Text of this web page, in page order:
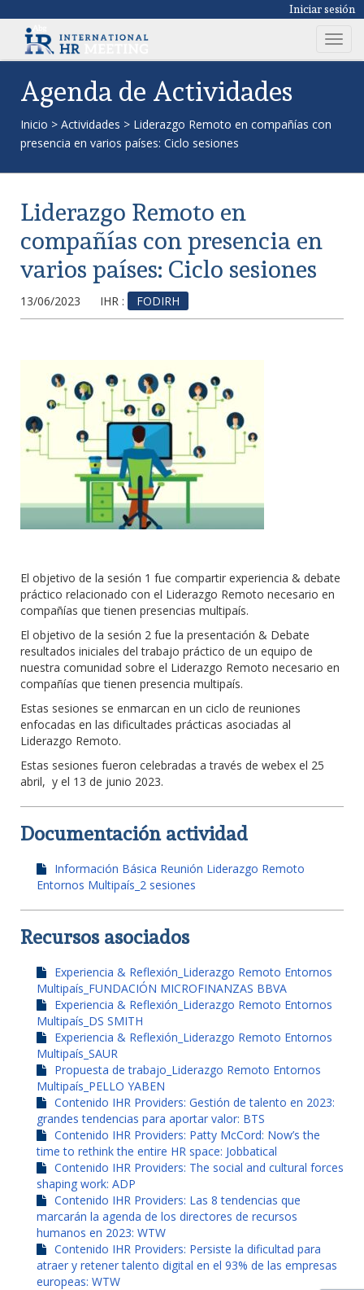
Iniciar sesión
T
o
a
n
Agenda de Actividades
Inicio > Actividades > Liderazgo Remoto en compañías con
presencia en varios países: Ciclo sesiones
Liderazgo Remoto en
compañías con presencia en
varios países: Ciclo sesiones
13/06/2023 IHR : FODIRH
El objetivo de la sesión 1 fue compartir experiencia & debate
práctico relacionado con el Liderazgo Remoto necesario en
compañías que tienen presencias multipaís.
El objetivo de la sesión 2 fue la presentación & Debate
resultados iniciales del trabajo práctico de un equipo de
nuestra comunidad sobre el Liderazgo Remoto necesario en
compañías que tienen presencia multipaís.
Estas sesiones se enmarcan en un ciclo de reuniones
enfocadas en las dificultades prácticas asociadas al
Liderazgo Remoto.
Estas sesiones fueron celebradas a través de webex el 25
abril, y el 13 de junio 2023.
Documentación actividad
Información Básica Reunión Liderazgo Remoto
Entornos Multipaís_2 sesiones
Recursos asociados
Experiencia & Reflexión_Liderazgo Remoto Entornos
Multipaís_FUNDACIÓN MICROFINANZAS BBVA
Experiencia & Reflexión_Liderazgo Remoto Entornos
Multipaís_DS SMITH
Experiencia & Reflexión_Liderazgo Remoto Entornos
Multipaís_SAUR
Propuesta de trabajo_Liderazgo Remoto Entornos
Multipaís_PELLO YABEN
Contenido IHR Providers: Gestión de talento en 2023:
grandes tendencias para aportar valor: BTS
Contenido IHR Providers: Patty McCord: Now’s the
time to rethink the entire HR space: Jobbatical
Contenido IHR Providers: The social and cultural forces
shaping work: ADP
Contenido IHR Providers: Las 8 tendencias que
marcarán la agenda de los directores de recursos
humanos en 2023: WTW
Contenido IHR Providers: Persiste la dificultad para
atraer y retener talento digital en el 93% de las empresas
europeas: WTW